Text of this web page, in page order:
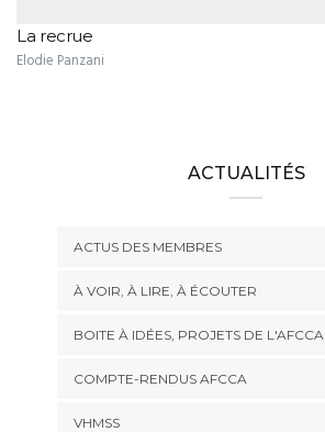
La recrue
Elodie Panzani
ACTUALITÉS
ACTUS DES MEMBRES
À VOIR, À LIRE, À ÉCOUTER
BOITE À IDÉES, PROJETS DE L'AFCCA
COMPTE-RENDUS AFCCA
VHMSS